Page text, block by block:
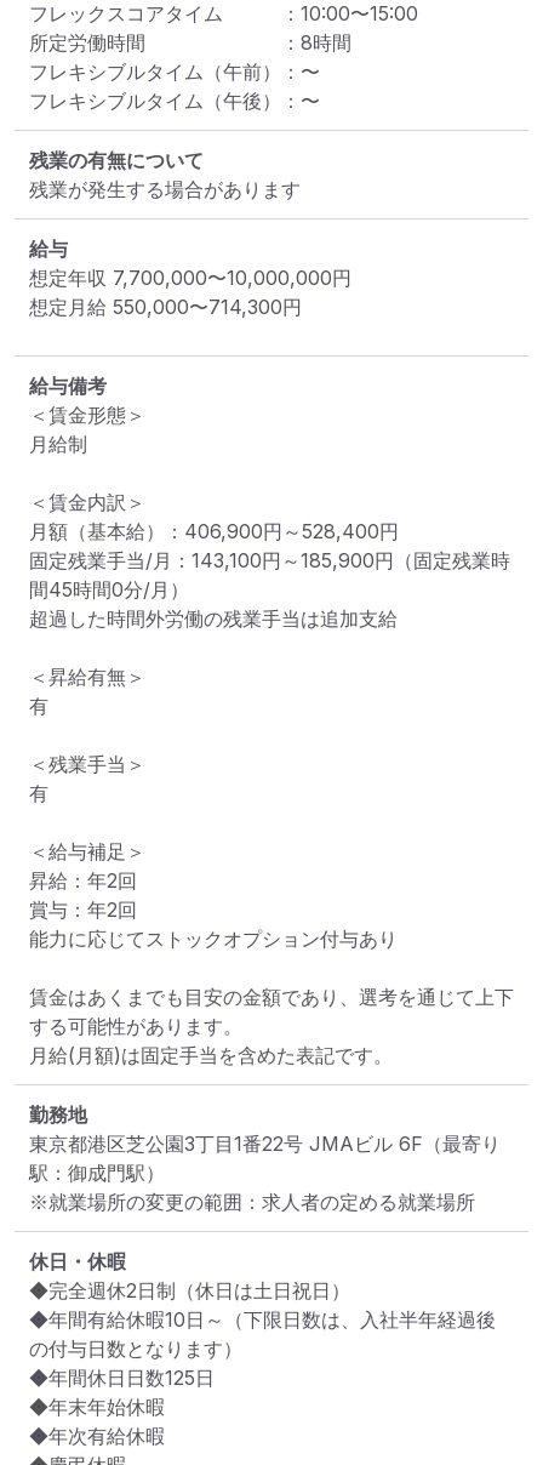
フレックスコアタイム
： 10:00〜15:00
所定労働時間
： 8時間
フレキシブルタイム（午前）
： 〜
フレキシブルタイム（午後）
： 〜
残業の有無について
残業が発生する場合があります
給与
想定年収 7,700,000〜10,000,000円
想定月給 550,000〜714,300円
給与備考
＜賃金形態＞
月給制
＜賃金内訳＞
月額（基本給）：406,900円～528,400円
固定残業手当/月：143,100円～185,900円（固定残業時
間45時間0分/月）
超過した時間外労働の残業手当は追加支給
＜昇給有無＞
有
＜残業手当＞
有
＜給与補足＞
昇給：年2回
賞与：年2回
能力に応じてストックオプション付与あり
賃金はあくまでも目安の金額であり、選考を通じて上下
する可能性があります。
月給(月額)は固定手当を含めた表記です。
勤務地
東京都港区芝公園3丁目1番22号 JMAビル 6F （最寄り
駅：御成門駅）
※就業場所の変更の範囲：求人者の定める就業場所
休日・休暇
◆完全週休2日制（休日は土日祝日）
◆年間有給休暇10日～（下限日数は、入社半年経過後
の付与日数となります）
◆年間休日日数125日
◆年末年始休暇
◆年次有給休暇